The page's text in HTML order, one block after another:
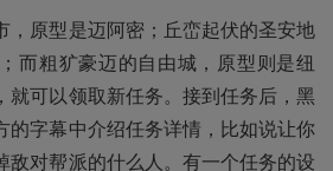
，原型是迈阿密；丘峦起伏的圣安地
而粗犷豪迈的自由城，原型则是纽
就可以领取新任务。接到任务后，黑
的字幕中介绍任务详情，比如说让你
敌对帮派的什么人。有一个任务的设